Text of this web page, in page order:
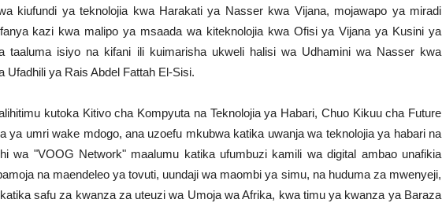
kiufundi ya teknolojia kwa Harakati ya Nasser kwa Vijana, mojawapo ya miradi
kazi kwa malipo ya msaada wa kiteknolojia kwa Ofisi ya Vijana ya Kusini ya
taaluma isiyo na kifani ili kuimarisha ukweli halisi wa Udhamini wa Nasser kwa
Ufadhili ya Rais Abdel Fattah El-Sisi.
kutoka Kitivo cha Kompyuta na Teknolojia ya Habari, Chuo Kikuu cha Future
ya umri wake mdogo, ana uzoefu mkubwa katika uwanja wa teknolojia ya habari na
wa "VOOG Network" maalumu katika ufumbuzi kamili wa digital ambao unafikia
na maendeleo ya tovuti, uundaji wa maombi ya simu, na huduma za mwenyeji,
safu za kwanza za uteuzi wa Umoja wa Afrika, kwa timu ya kwanza ya Baraza